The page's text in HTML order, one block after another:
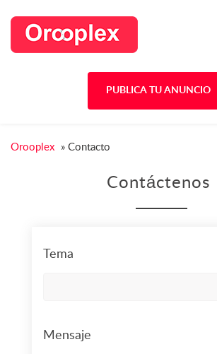
PUBLICA TU ANUNCIO
Orooplex » Contacto
Contáctenos
Tema
Mensaje